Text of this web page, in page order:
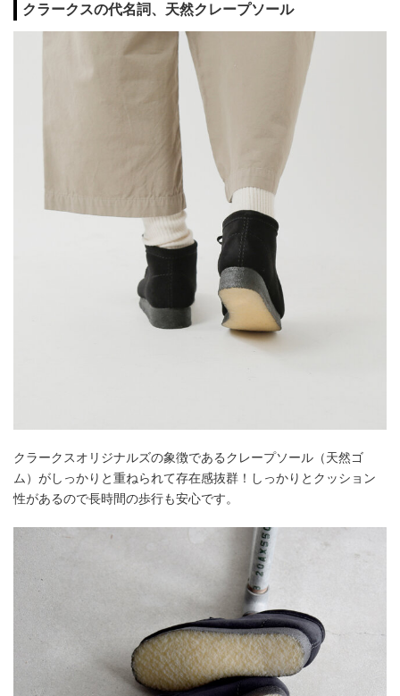
クラークスの代名詞、天然クレープソール
クラークスオリジナルズの象徴であるクレープソール（天然ゴ
ム）がしっかりと重ねられて存在感抜群！しっかりとクッション
性があるので長時間の歩行も安心です。